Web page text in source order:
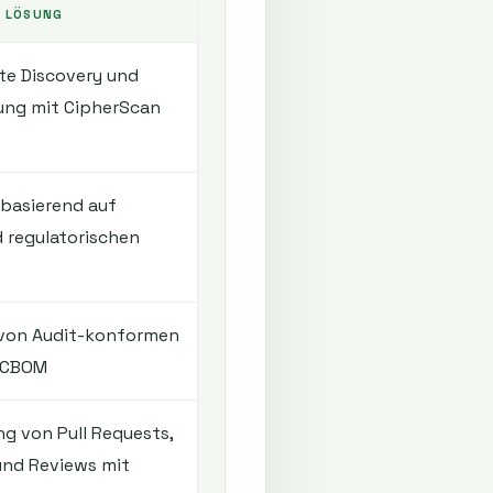
LÖSUNG
Discovery und
mit CipherScan
auf
regulatorischen
Audit-konformen
von Pull Requests,
Reviews mit